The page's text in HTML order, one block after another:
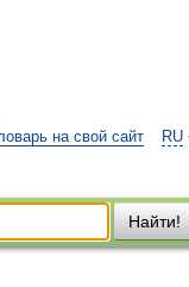
RU
на свой сайт
Найти!